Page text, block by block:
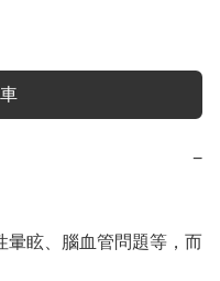
−
暈眩、腦血管問題等，而